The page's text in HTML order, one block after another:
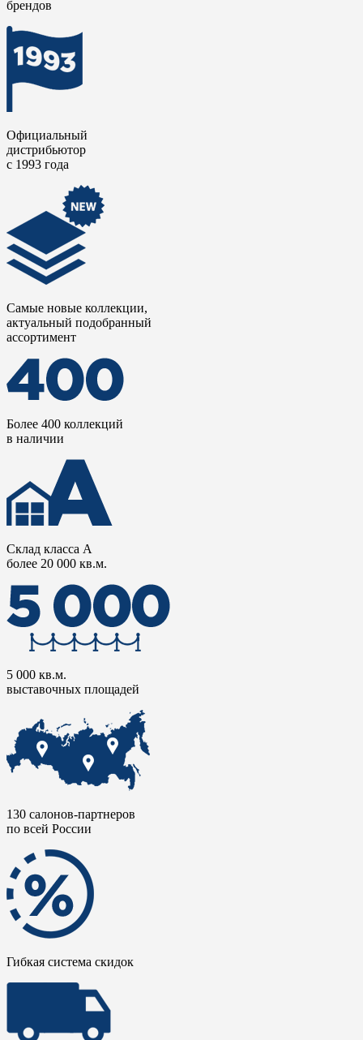
брендов
Официальный
дистрибьютор
с 1993 года
Самые новые коллекции,
актуальный подобранный
ассортимент
Более 400 коллекций
в наличии
Склад класса А
более 20 000 кв.м.
5 000 кв.м.
выставочных площадей
130 салонов-партнеров
по всей России
Гибкая система скидок